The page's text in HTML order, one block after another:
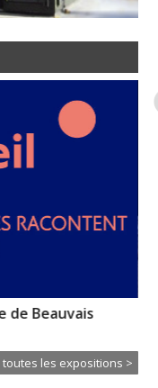
de Beauvais
toutes les expositions >